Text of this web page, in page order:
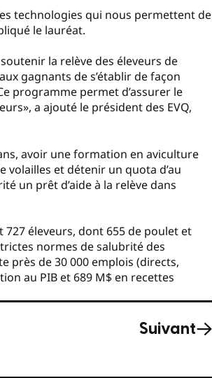
technologies qui nous permettent de
le lauréat.
la relève des éleveurs de
gagnants de s’établir de façon
programme permet d’assurer le
a ajouté le président des EVQ,
avoir une formation en aviculture
volailles et détenir un quota d’au
un prêt d’aide à la relève dans
727 éleveurs, dont 655 de poulet et
normes de salubrité des
près de 30 000 emplois (directs,
au PIB et 689 M$ en recettes
Suivant